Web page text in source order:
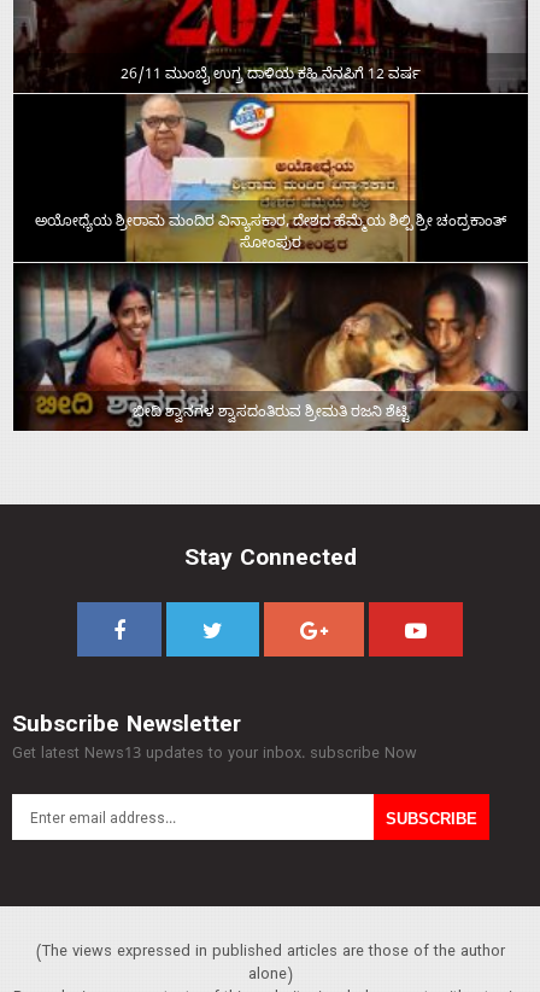
26/11 ಮುಂಬೈ ಉಗ್ರ ದಾಳಿಯ ಕಹಿ ನೆನಪಿಗೆ 12 ವರ್ಷ
ಅಯೋಧ್ಯೆಯ ಶ್ರೀರಾಮ ಮಂದಿರ ವಿನ್ಯಾಸಕಾರ, ದೇಶದ ಹೆಮ್ಮೆಯ ಶಿಲ್ಪಿ ಶ್ರೀ ಚಂದ್ರಕಾಂತ್‌
ಸೋಂಪುರ
ಬೀದಿ ಶ್ವಾನಗಳ ಶ್ವಾಸದಂತಿರುವ ಶ್ರೀಮತಿ ರಜನಿ ಶೆಟ್ಟಿ
Stay Connected
Subscribe Newsletter
Get latest News13 updates to your inbox. subscribe Now
(The views expressed in published articles are those of the author
alone)